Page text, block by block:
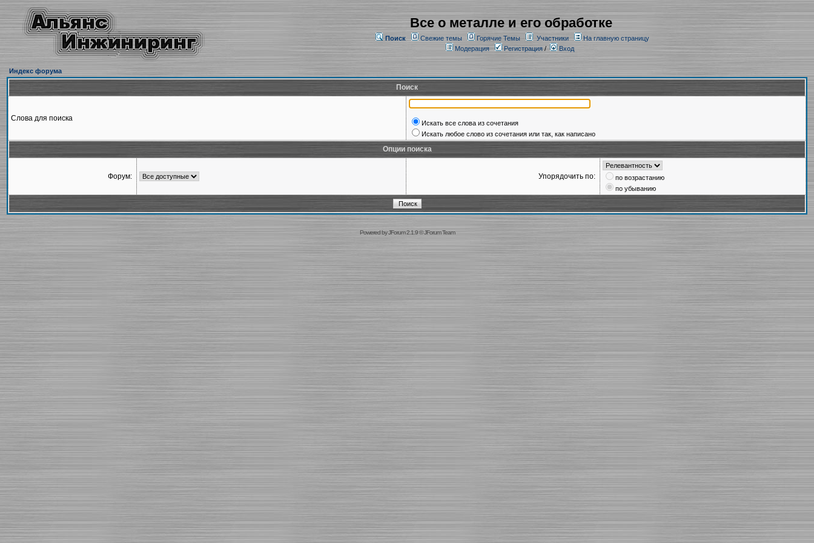
Все о металле и его обработке
Поиск Свежие темы Горячие Темы Участники
На главную страницу
Модерация
Регистрация/ Вход
Индекс форума
Поиск
Слова для поиска
Искать все слова из сочетания
Искать любое слово из сочетания или так, как написано
Опции поиска
Форум: Упорядочить по:
по возрастанию
по убыванию
Powered byJForum 2.1.9©JForum Team